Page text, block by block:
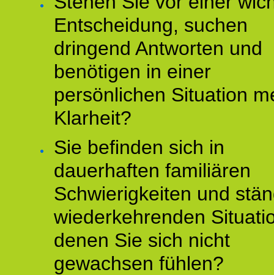
Entscheidung, suchen
dringend Antworten und
benötigen in einer
persönlichen Situation
Klarheit?
Sie befinden sich in
dauerhaften familiären
Schwierigkeiten und
wiederkehrenden
denen Sie sich nicht
gewachsen fühlen?